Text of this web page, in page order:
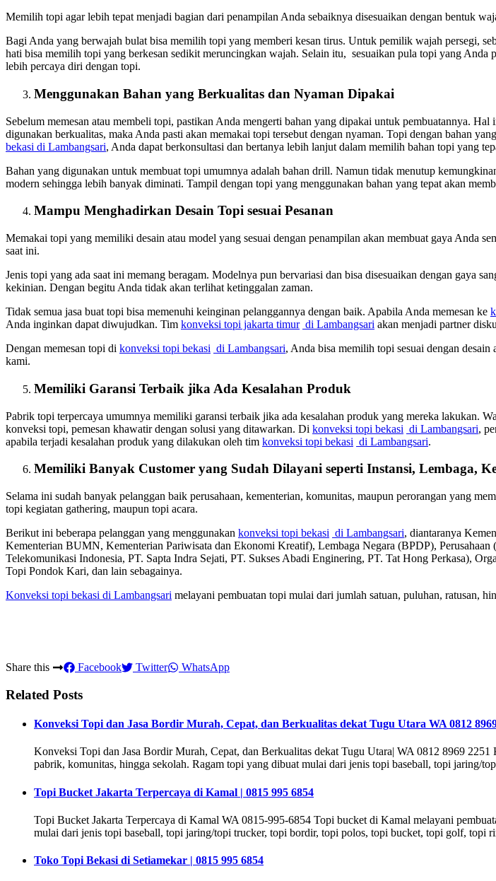
Memilih topi agar lebih tepat menjadi bagian dari penampilan Anda sebaiknya disesuaikan dengan bentuk
Bagi Anda yang berwajah bulat bisa memilih topi yang memberi kesan tirus. Untuk pemilik wajah persegi,
hati bisa memilih topi yang berkesan sedikit meruncingkan wajah. Selain itu, sesuaikan pula topi yang
lebih percaya diri dengan topi.
Menggunakan Bahan yang Berkualitas dan Nyaman Dipakai
Sebelum memesan atau membeli topi, pastikan Anda mengerti bahan yang dipakai untuk pembuatannya.
digunakan berkualitas, maka Anda pasti akan memakai topi tersebut dengan nyaman. Topi dengan bahan
bekasi di Lambangsari, Anda dapat berkonsultasi dan bertanya lebih lanjut dalam memilih bahan topi yang
Bahan yang digunakan untuk membuat topi umumnya adalah bahan drill. Namun tidak menutup
modern sehingga lebih banyak diminati. Tampil dengan topi yang menggunakan bahan yang tepat akan
Mampu Menghadirkan Desain Topi sesuai Pesanan
Memakai topi yang memiliki desain atau model yang sesuai dengan penampilan akan membuat gaya Anda
saat ini.
Jenis topi yang ada saat ini memang beragam. Modelnya pun bervariasi dan bisa disesuaikan dengan gaya
kekinian. Dengan begitu Anda tidak akan terlihat ketinggalan zaman.
Tidak semua jasa buat topi bisa memenuhi keinginan pelanggannya dengan baik. Apabila Anda memesan ke
Anda inginkan dapat diwujudkan. Tim konveksi topi jakarta timur di Lambangsari akan menjadi partner
Dengan memesan topi di konveksi topi bekasi di Lambangsari, Anda bisa memilih topi sesuai dengan
kami.
Memiliki Garansi Terbaik jika Ada Kesalahan Produk
Pabrik topi terpercaya umumnya memiliki garansi terbaik jika ada kesalahan produk yang mereka lakukan.
konveksi topi, pemesan khawatir dengan solusi yang ditawarkan. Di konveksi topi bekasi di Lambangsari,
apabila terjadi kesalahan produk yang dilakukan oleh tim konveksi topi bekasi di Lambangsari.
Memiliki Banyak Customer yang Sudah Dilayani seperti Instansi, Lembaga,
Selama ini sudah banyak pelanggan baik perusahaan, kementerian, komunitas, maupun perorangan yang
topi kegiatan gathering, maupun topi acara.
Berikut ini beberapa pelanggan yang menggunakan konveksi topi bekasi di Lambangsari, diantaranya
Kementerian BUMN, Kementerian Pariwisata dan Ekonomi Kreatif), Lembaga Negara (BPDP),
Telekomunikasi Indonesia, PT. Sapta Indra Sejati, PT. Sukses Abadi Enginering, PT. Tat Hong Perkasa),
Topi Pondok Kari, dan lain sebagainya.
Konveksi topi bekasi di Lambangsari melayani pembuatan topi mulai dari jumlah satuan, puluhan, ratusan,
Share this Facebook Twitter WhatsApp
Related Posts
Konveksi Topi dan Jasa Bordir Murah, Cepat, dan Berkualitas dekat Tugu Utara WA 0812
Konveksi Topi dan Jasa Bordir Murah, Cepat, dan Berkualitas dekat Tugu Utara| WA 0812 8969
pabrik, komunitas, hingga sekolah. Ragam topi yang dibuat mulai dari jenis topi baseball, topi
Topi Bucket Jakarta Terpercaya di Kamal | 0815 995 6854
Topi Bucket Jakarta Terpercaya di Kamal WA 0815-995-6854 Topi bucket di Kamal melayani
mulai dari jenis topi baseball, topi jaring/topi trucker, topi bordir, topi polos, topi bucket, topi golf,
Toko Topi Bekasi di Setiamekar | 0815 995 6854